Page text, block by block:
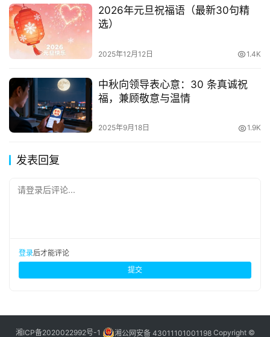
2026年元旦祝福语（最新30句精
选）
2025年12月12日 1.4K
中秋向领导表心意：30 条真诚祝
福，兼顾敬意与温情
2025年9月18日 1.9K
发表回复
请登录后评论...
登录后才能评论
提交
湘ICP备2020022992号-1 湘公网安备 43011101001198Copyright ©